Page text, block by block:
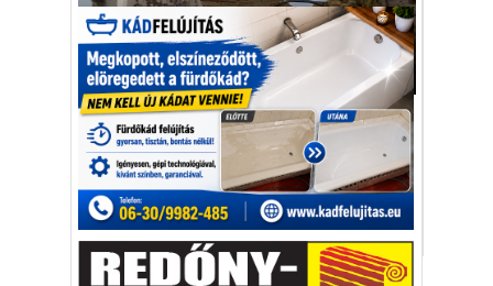
Halálos nyugalom
Aktuális
Az elátkozott sziget, amelynek minden
tulajdonosával történik valami
hátborzongató.
Gaiola-sziget hiedelem balszerencse
Vakációs őrület